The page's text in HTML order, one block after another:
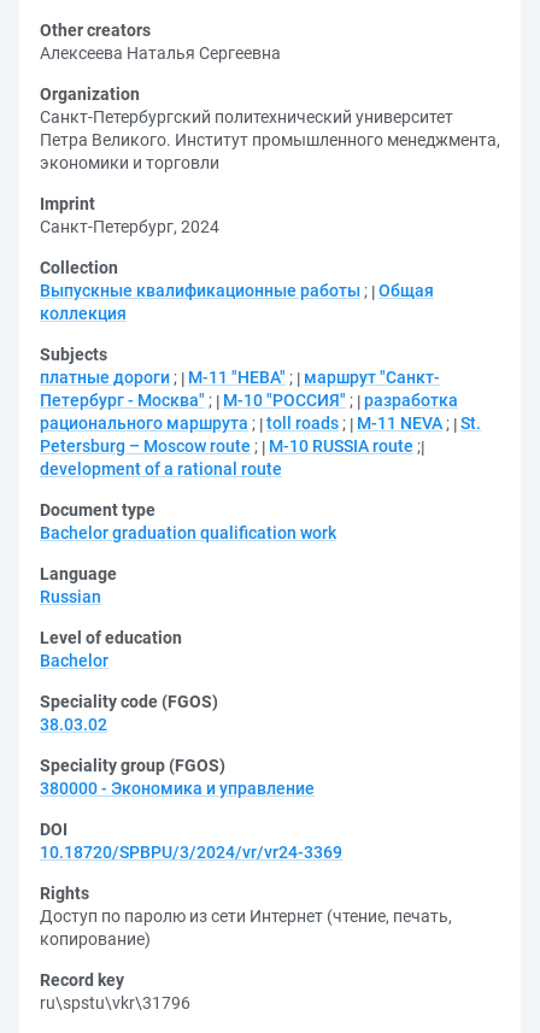
Other creators
Алексеева Наталья Сергеевна
Organization
Санкт-Петербургский политехнический университет
Петра Великого. Институт промышленного менеджмента,
экономики и торговли
Imprint
Санкт-Петербург, 2024
Collection
Выпускные квалификационные работы ; Общая
коллекция
Subjects
платные дороги ; М-11 "НЕВА" ;
маршрут "Санкт-
Петербург - Москва" ; М-10 "РОССИЯ" ; разработка
рационального маршрута ; toll roads ; M-11 NEVA ; St.
Petersburg – Moscow route ; M-10 RUSSIA route ;
development of a rational route
Document type
Bachelor graduation qualification work
Language
Russian
Level of education
Bachelor
Speciality code (FGOS)
38.03.02
Speciality group (FGOS)
380000 - Экономика и управление
DOI
10.18720/SPBPU/3/2024/vr/vr24-3369
Rights
Доступ по паролю из сети Интернет (чтение, печать,
копирование)
Record key
ru\spstu\vkr\31796